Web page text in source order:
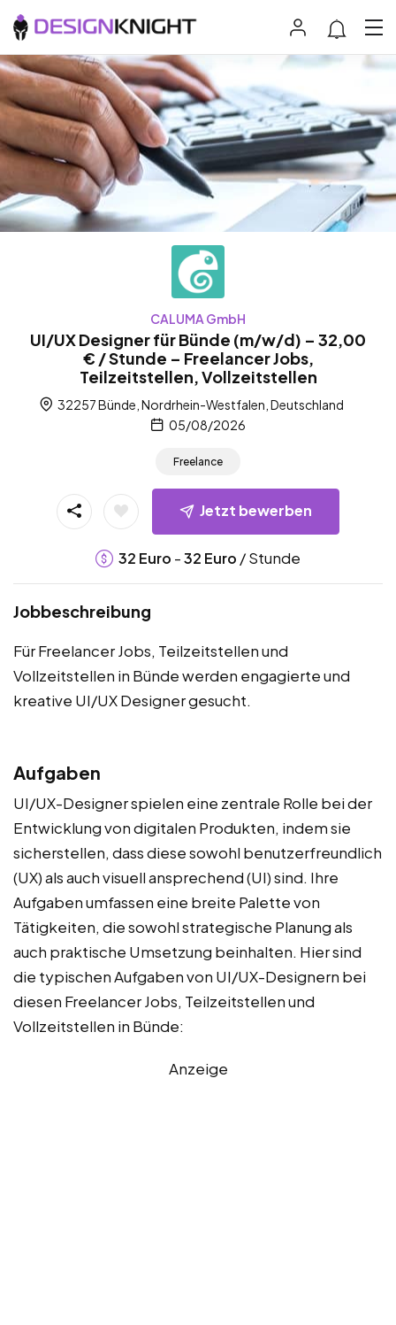
CALUMA GmbH
UI/UX Designer für Bünde (m/w/d) – 32,00
€ / Stunde – Freelancer Jobs,
Teilzeitstellen, Vollzeitstellen
32257 Bünde, Nordrhein-Westfalen, Deutschland
05/08/2026
Freelance
Jetzt bewerben
32 Euro -32 Euro / Stunde
Jobbeschreibung
Für Freelancer Jobs, Teilzeitstellen und
Vollzeitstellen in Bünde werden engagierte und
kreative UI/UX Designer gesucht.
Aufgaben
UI/UX-Designer spielen eine zentrale Rolle bei der
Entwicklung von digitalen Produkten, indem sie
sicherstellen, dass diese sowohl benutzerfreundlich
(UX) als auch visuell ansprechend (UI) sind. Ihre
Aufgaben umfassen eine breite Palette von
Tätigkeiten, die sowohl strategische Planung als
auch praktische Umsetzung beinhalten. Hier sind
die typischen Aufgaben von UI/UX-Designern bei
diesen Freelancer Jobs, Teilzeitstellen und
Vollzeitstellen in Bünde:
Anzeige